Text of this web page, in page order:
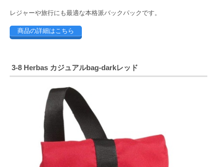
レジャーや旅行にも最適な本格派バックパックです。
商品の詳細はこちら
3-8 Herbas カジュアルbag-darkレッド